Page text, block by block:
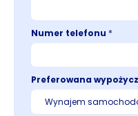
Numer telefonu *
Preferowana